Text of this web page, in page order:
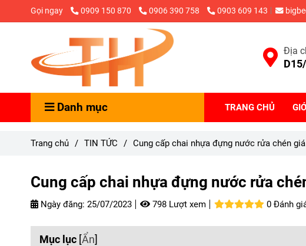
Gọi ngay 0909 150 870 0906 390 758 0903 609 143
Địa
Danh mục TRANG CHỦ
Trang chủ / TIN TỨC / Cung cấp chai nhựa đựng nước rửa chén
Cung cấp chai nhựa đựng nước rửa
Ngày đăng: 25/07/2023 798 Lượt xem 0 Đánh
Mục lục [Ẩn]